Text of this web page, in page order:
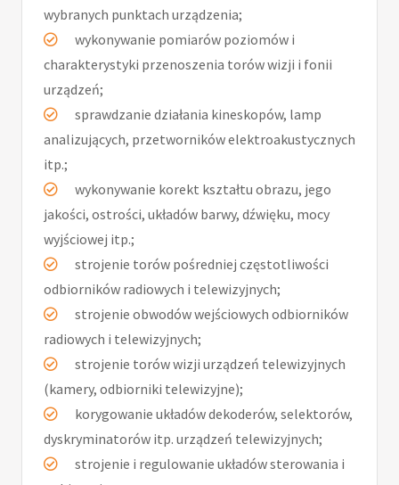
wybranych punktach urządzenia;
wykonywanie pomiarów poziomów i
charakterystyki przenoszenia torów wizji i fonii
urządzeń;
sprawdzanie działania kineskopów, lamp
analizujących, przetworników elektroakustycznych
itp.;
wykonywanie korekt kształtu obrazu, jego
jakości, ostrości, układów barwy, dźwięku, mocy
wyjściowej itp.;
strojenie torów pośredniej częstotliwości
odbiorników radiowych i telewizyjnych;
strojenie obwodów wejściowych odbiorników
radiowych i telewizyjnych;
strojenie torów wizji urządzeń telewizyjnych
(kamery, odbiorniki telewizyjne);
korygowanie układów dekoderów, selektorów,
dyskryminatorów itp. urządzeń telewizyjnych;
strojenie i regulowanie układów sterowania i